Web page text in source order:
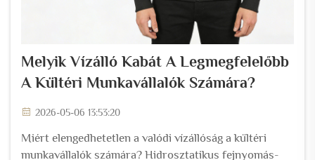
Melyik Vízálló Kabát A Legmegfelelőbb
A Kültéri Munkavállalók Számára?
2026-05-06 13:53:20
Miért elengedhetetlen a valódi vízállóság a kültéri
munkavállalók számára? Hidrosztatikus fejnyomás-